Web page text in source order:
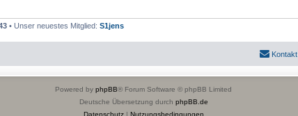
• Unser neuestes Mitglied: S1jens
Kontakt
Powered by phpBB® Forum Software © phpBB Limited
Deutsche Übersetzung durch phpBB.de
Datenschutz| Nutzungsbedingungen